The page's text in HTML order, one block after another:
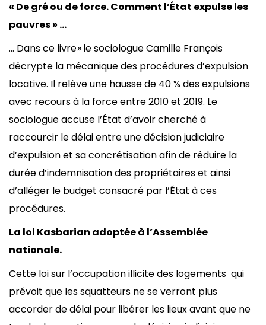
« De gré ou de force. Comment l’État expulse les
pauvres » …
… Dans ce livre»le sociologue Camille François
décrypte la mécanique des procédures d’expulsion
locative. Il relève une hausse de 40 % des expulsions
avec recours à la force entre 2010 et 2019. Le
sociologue accuse l’État d’avoir cherché à
raccourcir le délai entre une décision judiciaire
d’expulsion et sa concrétisation afin de réduire la
durée d’indemnisation des propriétaires et ainsi
d’alléger le budget consacré par l’État à ces
procédures.
La loi Kasbarian adoptée à l’Assemblée
nationale.
Cette loi sur l’occupation illicite des logements qui
prévoit que les squatteurs ne se verront plus
accorder de délai pour libérer les lieux avant que ne